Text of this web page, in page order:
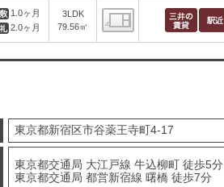
1.0ヶ月
2.0ヶ月
3LDK
79.56㎡
間取り表示
東京都新宿区市谷薬王寺町4-17
東京都交通局 大江戸線 牛込柳町 徒歩5分
東京都交通局 都営新宿線 曙橋 徒歩7分